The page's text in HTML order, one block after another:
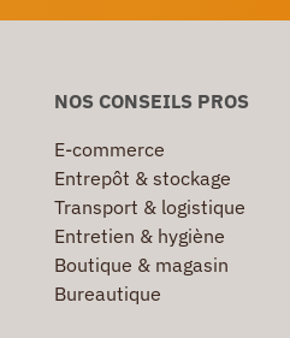
NOS CONSEILS PROS
E-commerce
Entrepôt & stockage
Transport & logistique
Entretien & hygiène
Boutique & magasin
Bureautique